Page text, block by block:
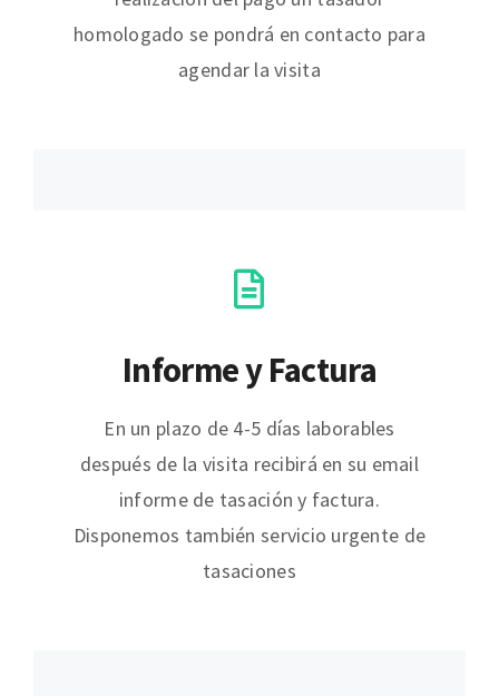
homologado se pondrá en contacto para
agendar la visita
Informe y Factura
En un plazo de 4-5 días laborables
después de la visita recibirá en su email
informe de tasación y factura.
Disponemos también servicio urgente de
tasaciones